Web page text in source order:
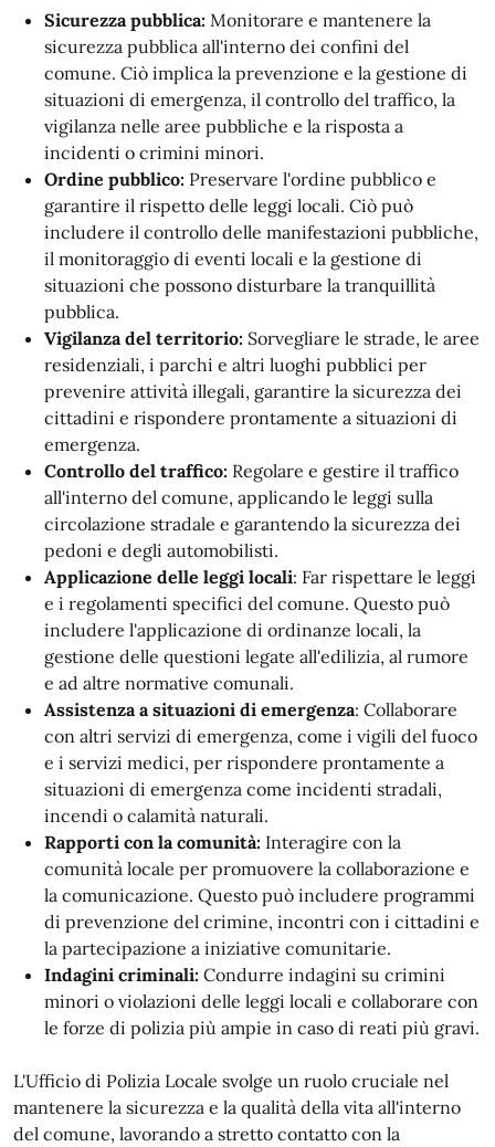
Sicurezza pubblica: Monitorare e mantenere la
sicurezza pubblica all'interno dei confini del
comune. Ciò implica la prevenzione e la gestione di
situazioni di emergenza, il controllo del traffico, la
vigilanza nelle aree pubbliche e la risposta a
incidenti o crimini minori.
Ordine pubblico: Preservare l'ordine pubblico e
garantire il rispetto delle leggi locali. Ciò può
includere il controllo delle manifestazioni pubbliche,
il monitoraggio di eventi locali e la gestione di
situazioni che possono disturbare la tranquillità
pubblica.
Vigilanza del territorio: Sorvegliare le strade, le aree
residenziali, i parchi e altri luoghi pubblici per
prevenire attività illegali, garantire la sicurezza dei
cittadini e rispondere prontamente a situazioni di
emergenza.
Controllo del traffico: Regolare e gestire il traffico
all'interno del comune, applicando le leggi sulla
circolazione stradale e garantendo la sicurezza dei
pedoni e degli automobilisti.
Applicazione delle leggi locali: Far rispettare le leggi
e i regolamenti specifici del comune. Questo può
includere l'applicazione di ordinanze locali, la
gestione delle questioni legate all'edilizia, al rumore
e ad altre normative comunali.
Assistenza a situazioni di emergenza: Collaborare
con altri servizi di emergenza, come i vigili del fuoco
e i servizi medici, per rispondere prontamente a
situazioni di emergenza come incidenti stradali,
incendi o calamità naturali.
Rapporti con la comunità: Interagire con la
comunità locale per promuovere la collaborazione e
la comunicazione. Questo può includere programmi
di prevenzione del crimine, incontri con i cittadini e
la partecipazione a iniziative comunitarie.
Indagini criminali: Condurre indagini su crimini
minori o violazioni delle leggi locali e collaborare con
le forze di polizia più ampie in caso di reati più gravi.
L'Ufficio di Polizia Locale svolge un ruolo cruciale nel
mantenere la sicurezza e la qualità della vita all'interno
del comune, lavorando a stretto contatto con la